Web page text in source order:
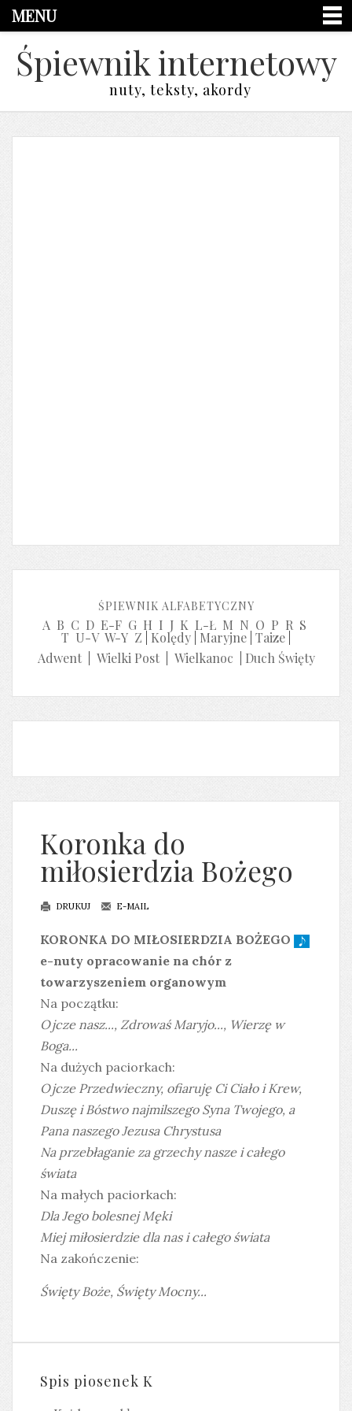
MENU
Śpiewnik internetowy
nuty, teksty, akordy
ŚPIEWNIK ALFABETYCZNY
A B C D E-F G H I J K L-Ł M N O P R S
T U-V W-Y Z Kolędy Maryjne Taize
Adwent| Wielki Post| Wielkanoc Duch Święty
Koronka do
miłosierdzia Bożego
DRUKUJ E-MAIL
KORONKA DO MIŁOSIERDZIA BOŻEGO
e-nuty opracowanie na chór z
towarzyszeniem organowym
Na początku:
Ojcze nasz..., Zdrowaś Maryjo..., Wierzę w
Boga...
Na dużych paciorkach:
Ojcze Przedwieczny, ofiaruję Ci Ciało i Krew,
Duszę i Bóstwo najmilszego Syna Twojego, a
Pana naszego Jezusa Chrystusa
Na przebłaganie za grzechy nasze i całego
świata
Na małych paciorkach:
Dla Jego bolesnej Męki
Miej miłosierdzie dla nas i całego świata
Na zakończenie:
Święty Boże, Święty Mocny...
Spis piosenek K